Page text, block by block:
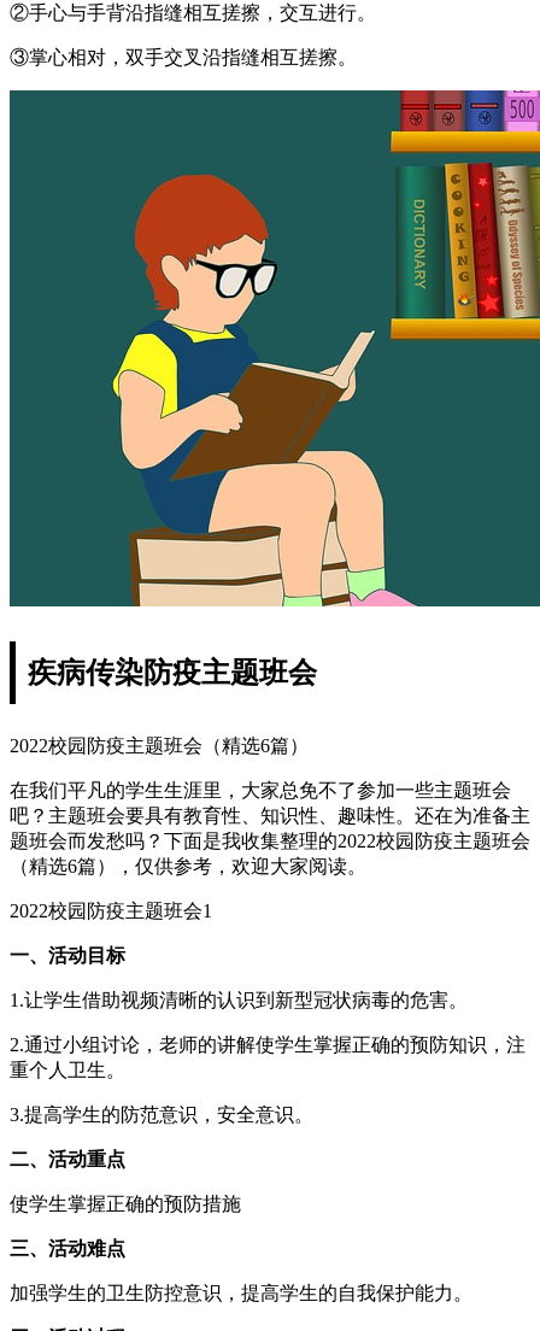
②手心与手背沿指缝相互搓擦，交互进行。
③掌心相对，双手交叉沿指缝相互搓擦。
疾病传染防疫主题班会
2022校园防疫主题班会（精选6篇）
在我们平凡的学生生涯里，大家总免不了参加一些主题班会
吧？主题班会要具有教育性、知识性、趣味性。还在为准备主
题班会而发愁吗？下面是我收集整理的2022校园防疫主题班会
（精选6篇），仅供参考，欢迎大家阅读。
2022校园防疫主题班会1
一、活动目标
1.让学生借助视频清晰的认识到新型冠状病毒的危害。
2.通过小组讨论，老师的讲解使学生掌握正确的预防知识，注
重个人卫生。
3.提高学生的防范意识，安全意识。
二、活动重点
使学生掌握正确的预防措施
三、活动难点
加强学生的卫生防控意识，提高学生的自我保护能力。